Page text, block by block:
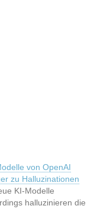
von OpenAI
zu Halluzinationen
KI-Modelle
halluzinieren die